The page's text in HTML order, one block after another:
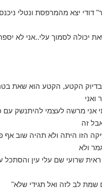
דודי יצא מהמרפסת ונטלי
יכולה לסמוך עלי..אני לא
בדיוק הקטע, הקטע הוא שאת
ואני
אני מרשה לעצמי להיתנשק
זה
הזו היתה ולא תהיה שוב אף
ולא
שרועי שם עלי עין והסתכל
שמת לב לזה ואל תגידי שלא"